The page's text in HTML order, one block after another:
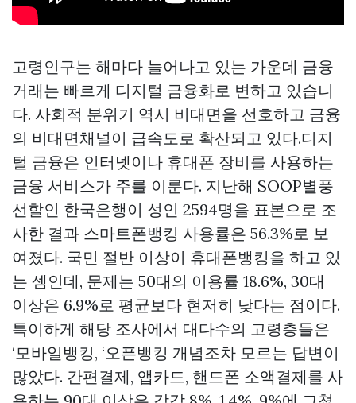
고령인구는 해마다 늘어나고 있는 가운데 금융
거래는 빠르게 디지털 금융화로 변하고 있습니
다. 사회적 분위기 역시 비대면을 선호하고 금융
의 비대면채널이 급속도로 확산되고 있다.디지
털 금융은 인터넷이나 휴대폰 장비를 사용하는
금융 서비스가 주를 이룬다. 지난해 SOOP별풍
선할인 한국은행이 성인 2594명을 표본으로 조
사한 결과 스마트폰뱅킹 사용률은 56.3%로 보
여졌다. 국민 절반 이상이 휴대폰뱅킹을 하고 있
는 셈인데, 문제는 50대의 이용률 18.6%, 30대
이상은 6.9%로 평균보다 현저히 낮다는 점이다.
특이하게 해당 조사에서 대다수의 고령층들은
‘모바일뱅킹, ‘오픈뱅킹 개념조차 모르는 답변이
많았다. 간편결제, 앱카드, 핸드폰 소액결제를 사